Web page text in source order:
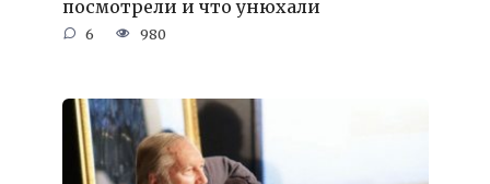
посмотрели и что унюхали
6 980